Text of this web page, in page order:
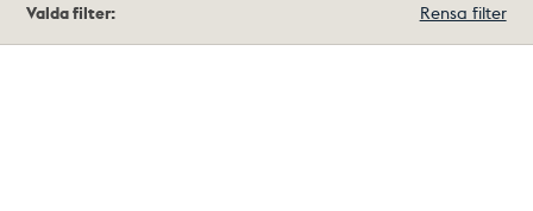
träffar
Valda filter: Rensa filter